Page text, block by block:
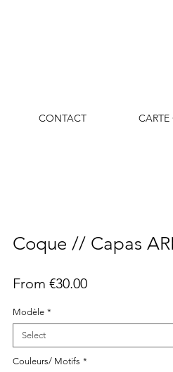
CONTACT
Coque // Capas
From €30.00Sale
Modèle *
Select
Couleurs/ Motifs *